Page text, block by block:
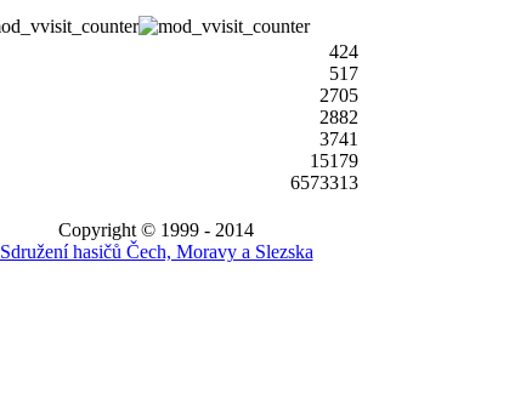
424
517
2705
2882
3741
15179
6573313
Copyright © 1999 - 2014
Sdružení hasičů Čech, Moravy a Slezska